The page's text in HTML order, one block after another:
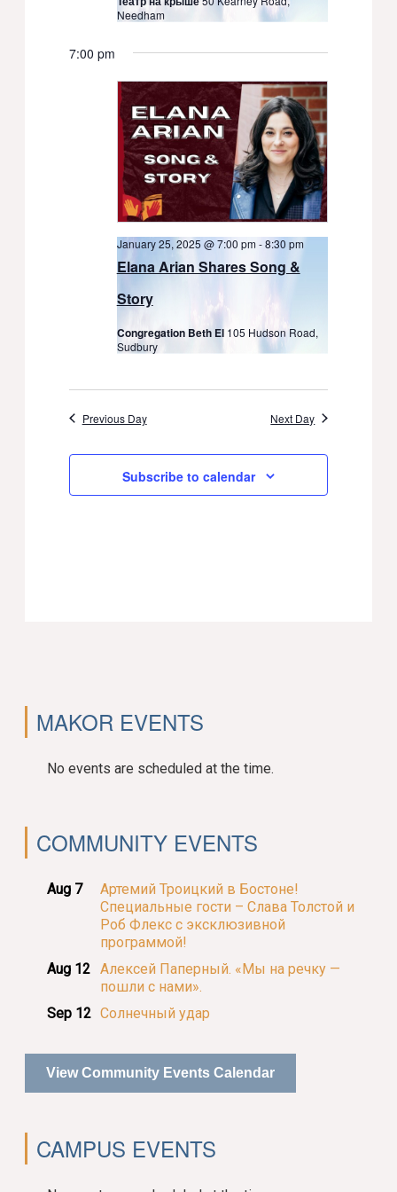
Needham
7:00 pm
Elana Arian Shares Song &
Story
January 25, 2025 @ 7:00 pm-8:30 pm
Congregation Beth El 105 Hudson Road,
Sudbury
Previous Day Next Day
Subscribe to calendar
MAKOR EVENTS
No events are scheduled at the time.
COMMUNITY EVENTS
Aug 7
Артемий Троицкий в Бостоне!
Специальные гости – Слава Толстой и
Роб Флекс с эксклюзивной
программой!
Aug 12 Алексей Паперный. «Мы на речку —
пошли с нами».
Sep 12 Солнечный удар
View Community Events Calendar
CAMPUS EVENTS